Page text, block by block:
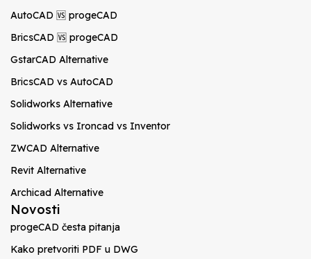
AutoCAD 🆚 progeCAD
BricsCAD 🆚 progeCAD
GstarCAD Alternative
BricsCAD vs AutoCAD
Solidworks Alternative
Solidworks vs Ironcad vs Inventor
ZWCAD Alternative
Revit Alternative
Archicad Alternative
Novosti
progeCAD česta pitanja
Kako pretvoriti PDF u DWG